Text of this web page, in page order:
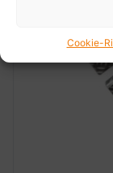
Cookie-
‹